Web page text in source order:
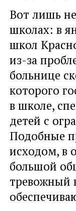
Вот лишь
школах: в
школ
из-за
больнице
которого
в школе,
детей с
Подобные
исходом, в
большой
тревожный